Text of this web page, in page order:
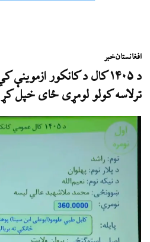
افغانستانخبر
ترلاسه کولو لومړی ځای خپل کړ